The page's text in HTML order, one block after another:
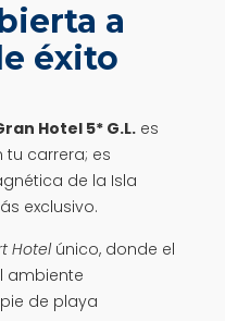
a
éxito
Hotel 5* G.L.es
carrera; es
de la Isla
exclusivo.
Hotelúnico, donde el
ambiente
de playa